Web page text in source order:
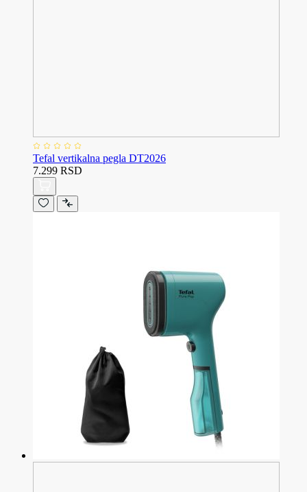
Tefal vertikalna pegla DT2026
7.299 RSD